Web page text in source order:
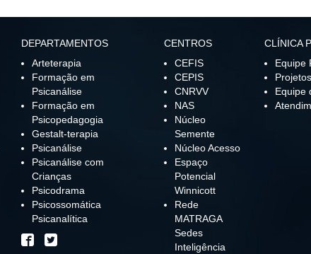
DEPARTAMENTOS
Arteterapia
Formação em
Psicanálise
Formação em
Psicopedagogia
Gestalt-terapia
Psicanálise
Psicanálise com
Crianças
Psicodrama
Psicossomática
Psicanalítica
CENTROS
CEFIS
CEPIS
CNRVV
NAS
Núcleo
Semente
Núcleo Acesso
Espaço
Potencial
Winnicott
Rede
MATRAGA
Sedes
Inteligência
CLÍNICA
Equipe
Equipe